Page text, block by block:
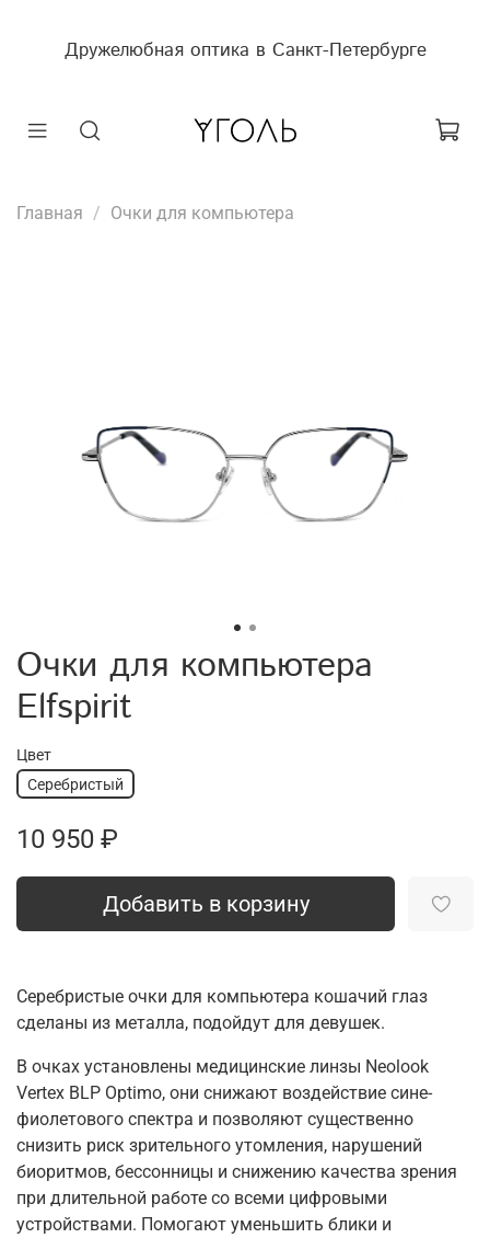
Дружелюбная оптика в Санкт-Петербурге
Главная Очки для компьютера
Очки для компьютера
Elfspirit
Цвет
Серебристый
10 950 ₽
Добавить в корзину
Серебристые очки для компьютера кошачий глаз
сделаны из металла, подойдут для девушек.
В очках установлены медицинские линзы Neolook
Vertex BLP Optimo, они снижают воздействие сине-
фиолетового спектра и позволяют существенно
снизить риск зрительного утомления, нарушений
биоритмов, бессонницы и снижению качества зрения
при длительной работе со всеми цифровыми
устройствами. Помогают уменьшить блики и